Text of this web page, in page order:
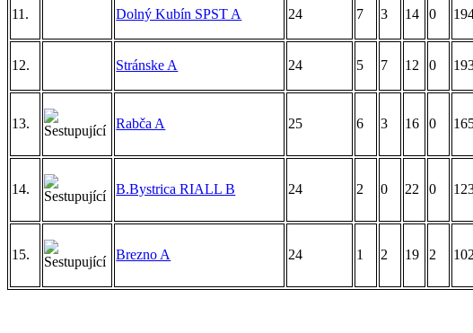
11. Dolný Kubín SPST A 24 7 3 14 0
12. Stránske A 24 5 7 12 0
13. Rabča A 25 6 3 16 0
14. B.Bystrica RIALL B 24 2 0 22 0
15. Brezno A 24 1 2 19 2